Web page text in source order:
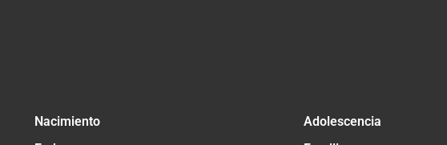
Nacimiento
Adolescencia